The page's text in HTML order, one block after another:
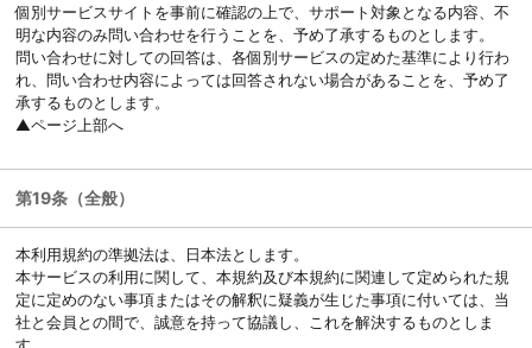
個別サービスサイトを事前に確認の上で、サポート対象となる内容、不
明な内容のみ問い合わせを行うことを、予め了承するものとします。
問い合わせに対しての回答は、各個別サービスの定めた基準により行わ
れ、問い合わせ内容によっては回答されない場合があることを、予め了
承するものとします。
▲ページ上部へ
第19条（全般）
本利用規約の準拠法は、日本法とします。
本サービスの利用に関して、本規約及び本規約に関連して定められた規
定に定めのない事項またはその解釈に疑義が生じた事項に付いては、当
社と会員との間で、誠意を持って協議し、これを解決するものとしま